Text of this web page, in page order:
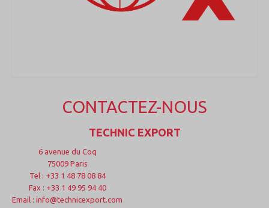
CONTACTEZ-NOUS
TECHNIC EXPORT
6 avenue du Coq
75009 Paris
Tel : +33 1 48 78 08 84
Fax : +33 1 49 95 94 40
Email : info@technicexport.com